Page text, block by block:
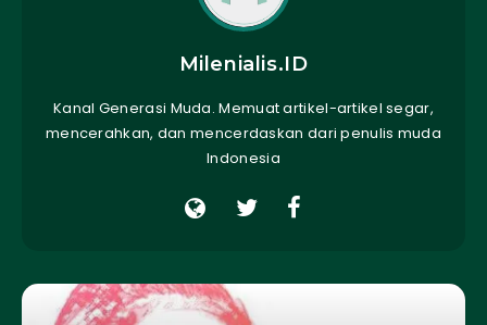
Milenialis.ID
Kanal Generasi Muda. Memuat artikel-artikel segar,
mencerahkan, dan mencerdaskan dari penulis muda
Indonesia